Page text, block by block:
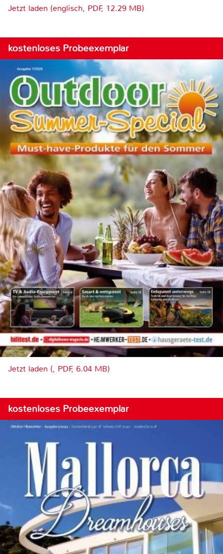
Jetzt laden (englisch, PDF, 12.29 MB)
kostenloses Probeexemplar
Jetzt laden (, PDF, 6.04 MB)
kostenloses Probeexemplar